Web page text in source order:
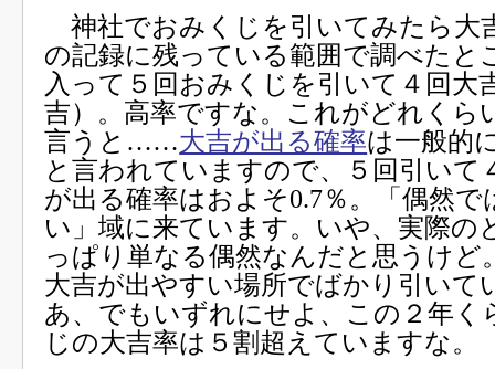
神社でおみくじを引いてみたら大
の記録に残っている範囲で調べたと
入って５回おみくじを引いて４回大
吉）。高率ですな。これがどれくら
言うと……大吉が出る確率は一般的
と言われていますので、５回引いて
が出る確率はおよそ0.7％。「偶然
い」域に来ています。いや、実際の
っぱり単なる偶然なんだと思うけど
大吉が出やすい場所でばかり引いて
あ、でもいずれにせよ、この２年く
じの大吉率は５割超えていますな。